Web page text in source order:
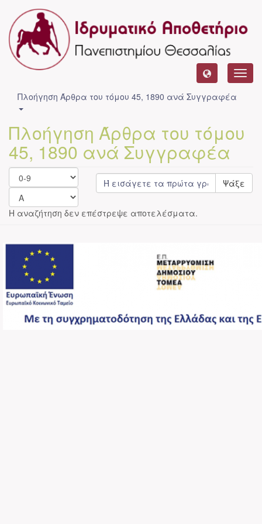
Πλοήγηση Άρθρα του τόμου 45, 1890 ανά Συγγραφέα
Πλοήγηση Άρθρα του τόμου
45, 1890 ανά Συγγραφέα
Ψάξε
Η αναζήτηση δεν επέστρεψε αποτελέσματα.